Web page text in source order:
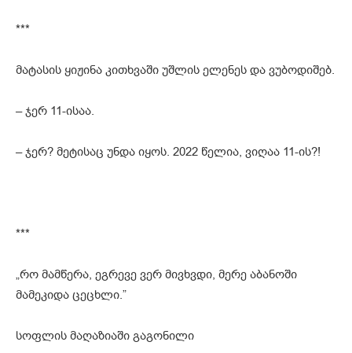
***
მატასის ყიჟინა კითხვაში უშლის ელენეს და ვუბოდიშებ.
– ჯერ 11-ისაა.
– ჯერ? მეტისაც უნდა იყოს. 2022 წელია, ვიღაა 11-ის?!
***
„რო მამწერა, ეგრევე ვერ მივხვდი, მერე აბანოში
მამეკიდა ცეცხლი.”
სოფლის მაღაზიაში გაგონილი